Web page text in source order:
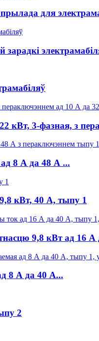
для
кВт, 3-фазная, з
8 А да 48 А ...
кВт, 40 А, тыпу 1
9,8 кВт ад 16 А
8 А да 40 А...
2